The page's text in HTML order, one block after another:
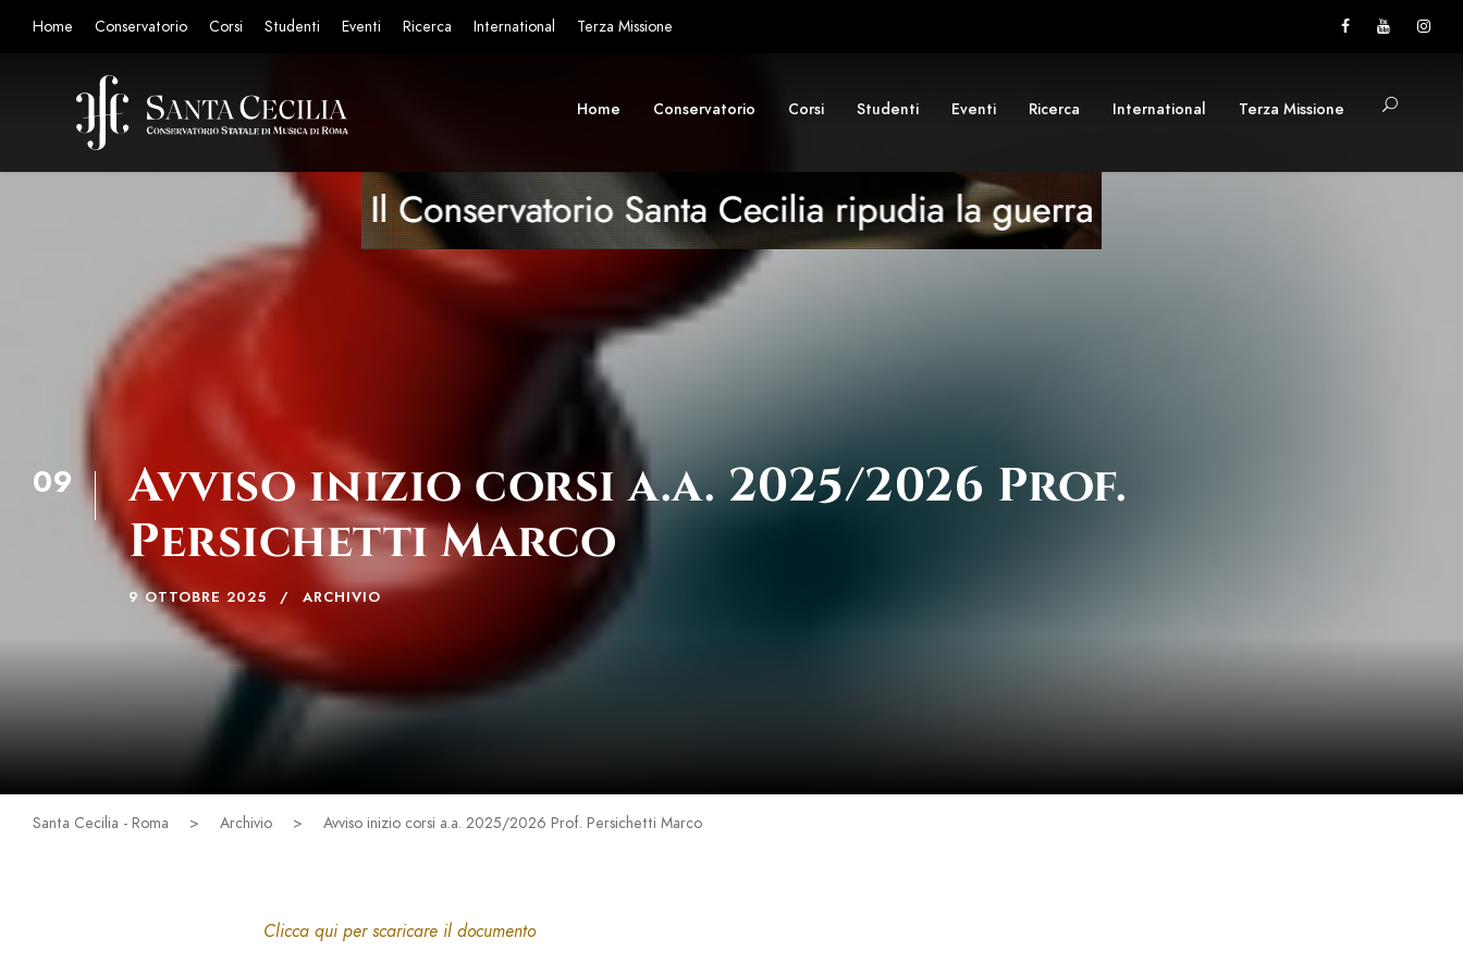
Home Conservatorio Corsi Studenti Eventi Ricerca International Terza Missione
Home Conservatorio Corsi Studenti Eventi Ricerca International Terza Missione
09
Avviso inizio corsi a.a. 2025/2026 Prof.
Persichetti Marco
9 OTTOBRE 2025 ARCHIVIO
Santa Cecilia - Roma > Archivio > Avviso inizio corsi a.a. 2025/2026 Prof. Persichetti Marco
Clicca qui per scaricare il documento